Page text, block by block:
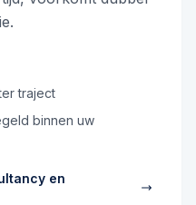
traject
binnen uw
en